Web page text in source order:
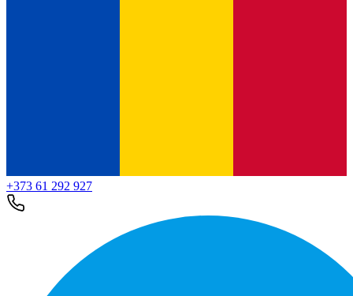
+373 61 292 927